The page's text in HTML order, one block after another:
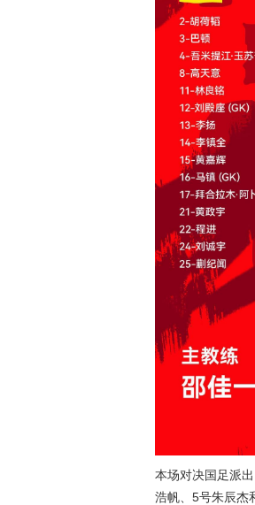
本场对决国足派
浩帆、5号朱辰杰